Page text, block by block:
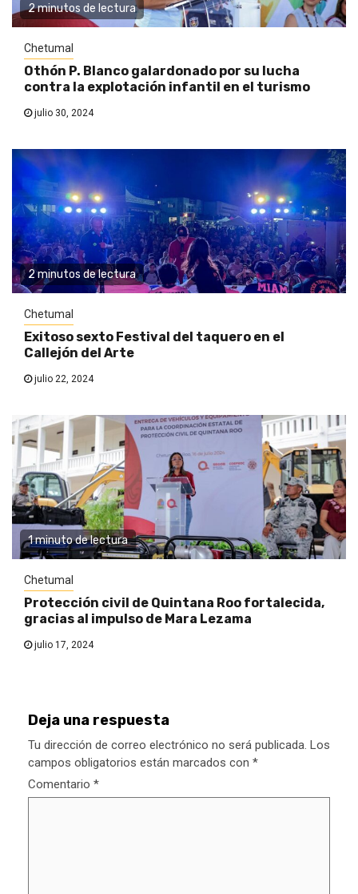
2 minutos de lectura
Chetumal
Othón P. Blanco galardonado por su lucha
contra la explotación infantil en el turismo
julio 30, 2024
2 minutos de lectura
Chetumal
Exitoso sexto Festival del taquero en el
Callejón del Arte
julio 22, 2024
1 minuto de lectura
Chetumal
Protección civil de Quintana Roo fortalecida,
gracias al impulso de Mara Lezama
julio 17, 2024
Deja una respuesta
Tu dirección de correo electrónico no será publicada. Los
campos obligatorios están marcados con *
Comentario *